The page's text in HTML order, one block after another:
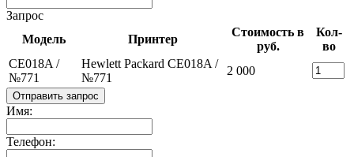
Запрос
Модель
Принтер
Стоимость в
руб.
Кол-
во
CE018A /
№771
Hewlett Packard CE018A /
№771
2 000
Отправить запрос
Имя:
Телефон: